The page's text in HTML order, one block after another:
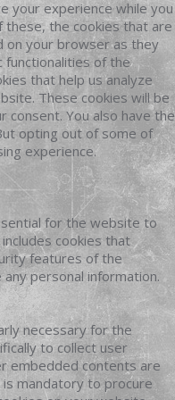
your experience while you
the cookies that are
on your browser as they
functionalities of the
that help us analyze
These cookies will be
You also have the
opting out of some of
experience.
for the website to
cookies that
features of the
personal information.
necessary for the
to collect user
embedded contents are
mandatory to procure